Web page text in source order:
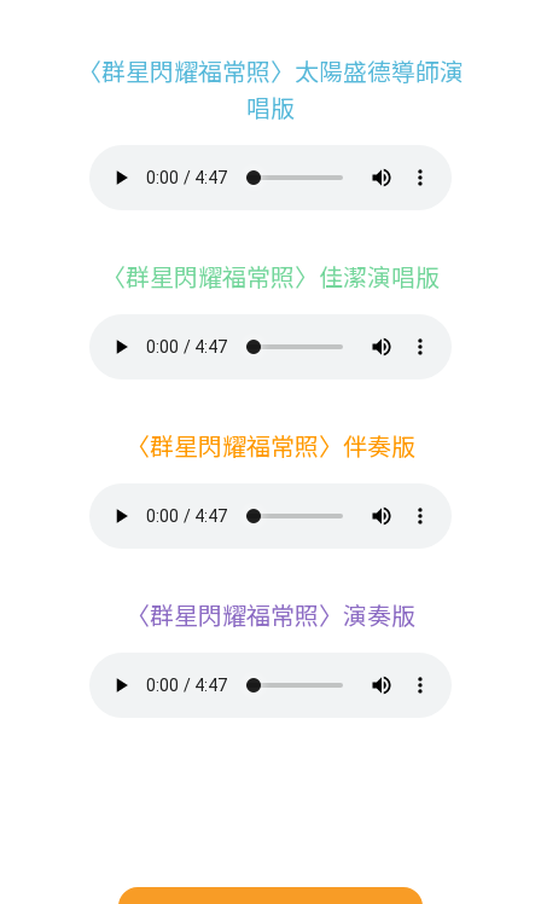
〈群星閃耀福常照〉太陽盛德導師演
唱版
〈群星閃耀福常照〉佳潔演唱版
〈群星閃耀福常照〉伴奏版
〈群星閃耀福常照〉演奏版